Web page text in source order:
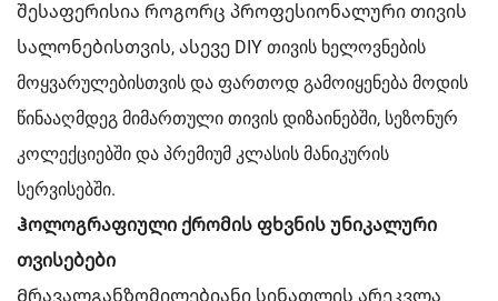
შესაფერისია როგორც პროფესიონალური თივის
სალონებისთვის, ასევე DIY თივის ხელოვნების
მოყვარულებისთვის და ფართოდ გამოიყენება მოდის
წინააღმდეგ მიმართული თივის დიზაინებში, სეზონურ
კოლექციებში და პრემიუმ კლასის მანიკურის
სერვისებში.
Ჰოლოგრაფიული ქრომის ფხვნის უნიკალური
თვისებები
Მრავალგანზომილებიანი სინათლის არეკვლა